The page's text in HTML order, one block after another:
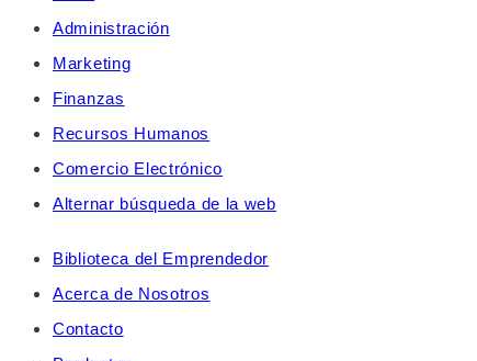
Administración
Marketing
Finanzas
Recursos Humanos
Comercio Electrónico
Alternar búsqueda de la web
Biblioteca del Emprendedor
Acerca de Nosotros
Contacto